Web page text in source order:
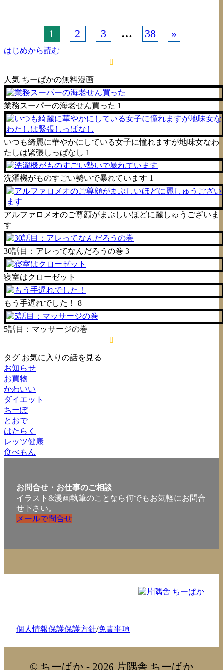
1 2 3 … 38 »
はじめから読む
人気 ちーぱかの無料漫画
業務スーパーの海老せん買った 1
いつも綺麗に華やかにしている女子に憧れますが地味女なわ
たしは緊張しっぱなし 1
洗濯機がものすごい勢いで暴れています 1
アルファロメオのご尊顔がまぶしいほどに麗しゅうございま
す
30話目：アレってなんだろうの巻 3
寝室はクローゼット
もう手遅れでした！ 8
5話目：マッサージの巻
タグ お気に入りの話を見る
お知らせ
お買物
かわいい
ダイエット
ちーぽ
とおで
はたらく
レッツ健康
食べもん
お問合せ・お仕事のご相談
イラスト&漫画執筆のことなら何でもお気軽にお問合
せ下さい。
メールで問合せ
個人情報保護保護方針/免責事項
© ちーぱか - 2026 片隅舎 ちーぱか